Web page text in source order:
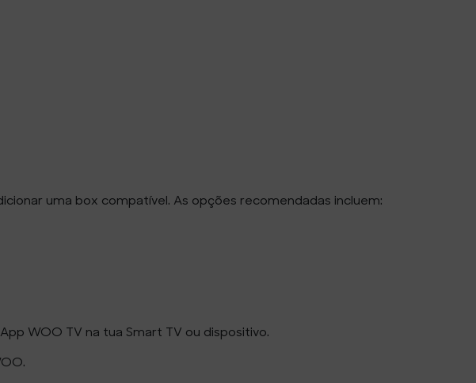
uma box compatível. As opções recomendadas incluem:
WOO TV na tua Smart TV ou dispositivo.